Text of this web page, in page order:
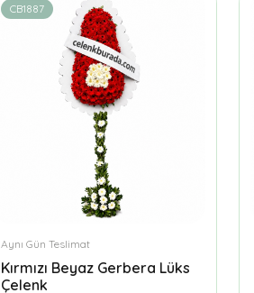
CB1887
Aynı Gün Teslimat
Kırmızı Beyaz Gerbera Lüks
Çelenk